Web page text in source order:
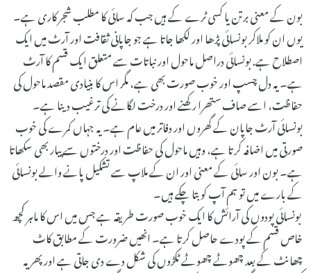
بون کے معنی برتن یا کسی ٹرے کے ہیں جب کہ سائی کا مطلب شجر کاری ہے۔
یوں ان کو ملاکر بونسائی پڑھا اور لکھا جاتا ہے جو جاپانی ثقافت اور آرٹ میں ایک
اصطلاح ہے. بونسائی دراصل ماحول اور نباتات سے متعلق ایک قسم کا آرٹ
ہے۔ یہ دل چسپ اور خوب صورت بھی ہے، مگر اس کا بنیادی مقصد ماحول کی
حفاظت، اسے صاف ستھرا رکھنے اور درخت لگانے کی ترغیب دینا ہے۔
بونسائی آرٹ جاپان کے گھروں اور دفاتر میں عام ہے۔ یہ جہاں کمرے کی خوب
صورتی میں اضافہ کرتا ہے، وہیں ماحول کی حفاظت اور درختوں سے پیار بھی سکھاتا
ہے۔ بون اور سائی کے معنی اور ان کے ملاپ سے تشکیل پانے والے بونسائی
کے بارے میں تو ہم آپ کو بتا چکے ہیں۔
بونسائی پودوں کی آرائش کا ایک خوب صورت طریقہ ہے جس میں اس کا ماہر کچھ
خاص قسم کے پودے حاصل کرتا ہے۔ انھیں ضرورت کے مطابق کاٹ
چھانٹ کے بعد چھوٹے چھوٹے ٹکڑوں کی شکل دے دی جاتی ہے اور پھر یہ